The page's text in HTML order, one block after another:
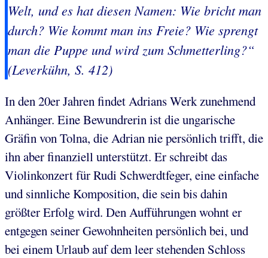
Welt, und es hat diesen Namen: Wie bricht man
durch? Wie kommt man ins Freie? Wie sprengt
man die Puppe und wird zum Schmetterling?“
(Leverkühn, S. 412)
In den 20er Jahren findet Adrians Werk zunehmend
Anhänger. Eine Bewundrerin ist die ungarische
Gräfin von Tolna, die Adrian nie persönlich trifft, die
ihn aber finanziell unterstützt. Er schreibt das
Violinkonzert für Rudi Schwerdtfeger, eine einfache
und sinnliche Komposition, die sein bis dahin
größter Erfolg wird. Den Aufführungen wohnt er
entgegen seiner Gewohnheiten persönlich bei, und
bei einem Urlaub auf dem leer stehenden Schloss